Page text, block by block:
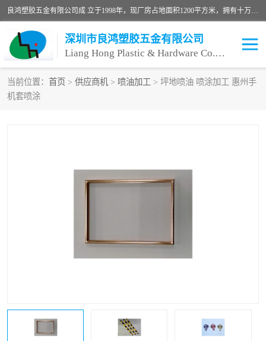
良鸿塑胶五金有限公司成 立于1998年，现厂房占地面积1200平方米，拥有十万级无尘车间，自动喷涂线1条，手动喷涂线2条，丝印移印滚印烫印拉线1条，本公司自建厂以来一直 以“顾客、品质、服务三个第一”为原则，从来货到处理、喷漆、烘烤、品检、包装等每一道工序都严格把持质量关，竭诚为广大朋友、客户服务。现如今已深得广 大客户信赖。
深圳市良鸿塑胶五金有限公司
Liang Hong Plastic & Hardware Co. Ltd
当前位置： 首页 > 供应商机 > 喷油加工 > 坪地喷油 喷涂加工 惠州手
机套喷涂
喷油加工